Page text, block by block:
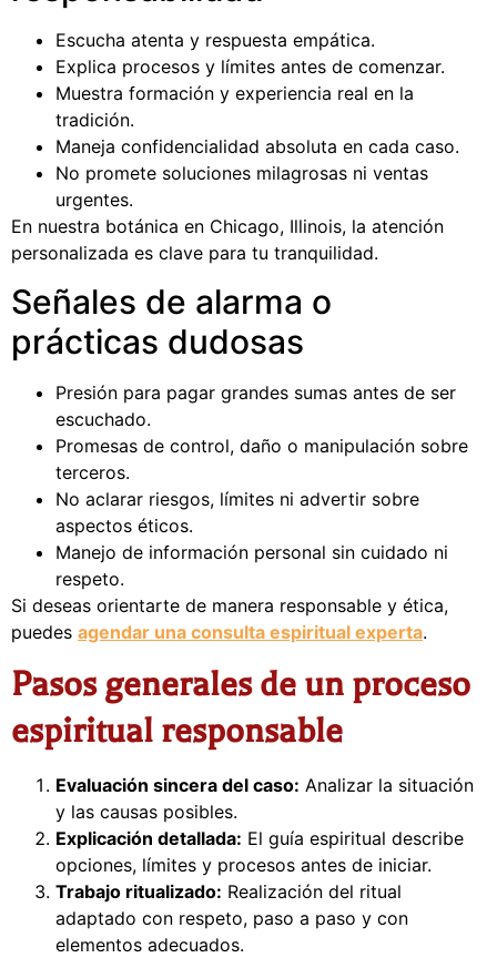
Escucha atenta y respuesta empática.
Explica procesos y límites antes de comenzar.
Muestra formación y experiencia real en la
tradición.
Maneja confidencialidad absoluta en cada caso.
No promete soluciones milagrosas ni ventas
urgentes.
En nuestra botánica en Chicago, Illinois, la atención
personalizada es clave para tu tranquilidad.
Señales de alarma o
prácticas dudosas
Presión para pagar grandes sumas antes de ser
escuchado.
Promesas de control, daño o manipulación sobre
terceros.
No aclarar riesgos, límites ni advertir sobre
aspectos éticos.
Manejo de información personal sin cuidado ni
respeto.
Si deseas orientarte de manera responsable y ética,
puedes agendar una consulta espiritual experta.
Pasos generales de un proceso
espiritual responsable
Evaluación sincera del caso: Analizar la situación
y las causas posibles.
Explicación detallada: El guía espiritual describe
opciones, límites y procesos antes de iniciar.
Trabajo ritualizado: Realización del ritual
adaptado con respeto, paso a paso y con
elementos adecuados.